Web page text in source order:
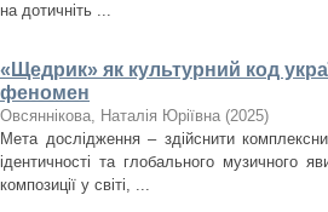
на дотичніть ...
«Щедрик» як культурний код
феномен
Овсяннікова, Наталія Юріївна (2025)
Мета дослідження – здійснити
ідентичності та глобального музичного
композиції у світі, ...